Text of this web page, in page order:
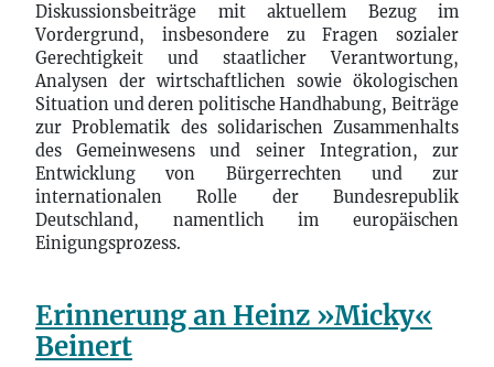
Diskussionsbeiträge mit aktuellem Bezug im
Vordergrund, insbesondere zu Fragen sozialer
Gerechtigkeit und staatlicher Verantwortung,
Analysen der wirtschaftlichen sowie ökologischen
Situation und deren politische Handhabung, Beiträge
zur Problematik des solidarischen Zusammenhalts
des Gemeinwesens und seiner Integration, zur
Entwicklung von Bürgerrechten und zur
internationalen Rolle der Bundesrepublik
Deutschland, namentlich im europäischen
Einigungsprozess.
Erinnerung an Heinz »Micky«
Beinert